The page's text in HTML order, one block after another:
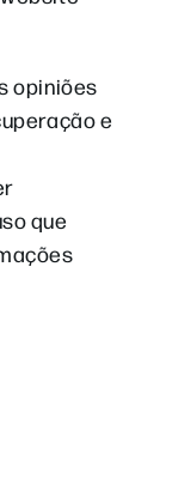
opiniões
e
que